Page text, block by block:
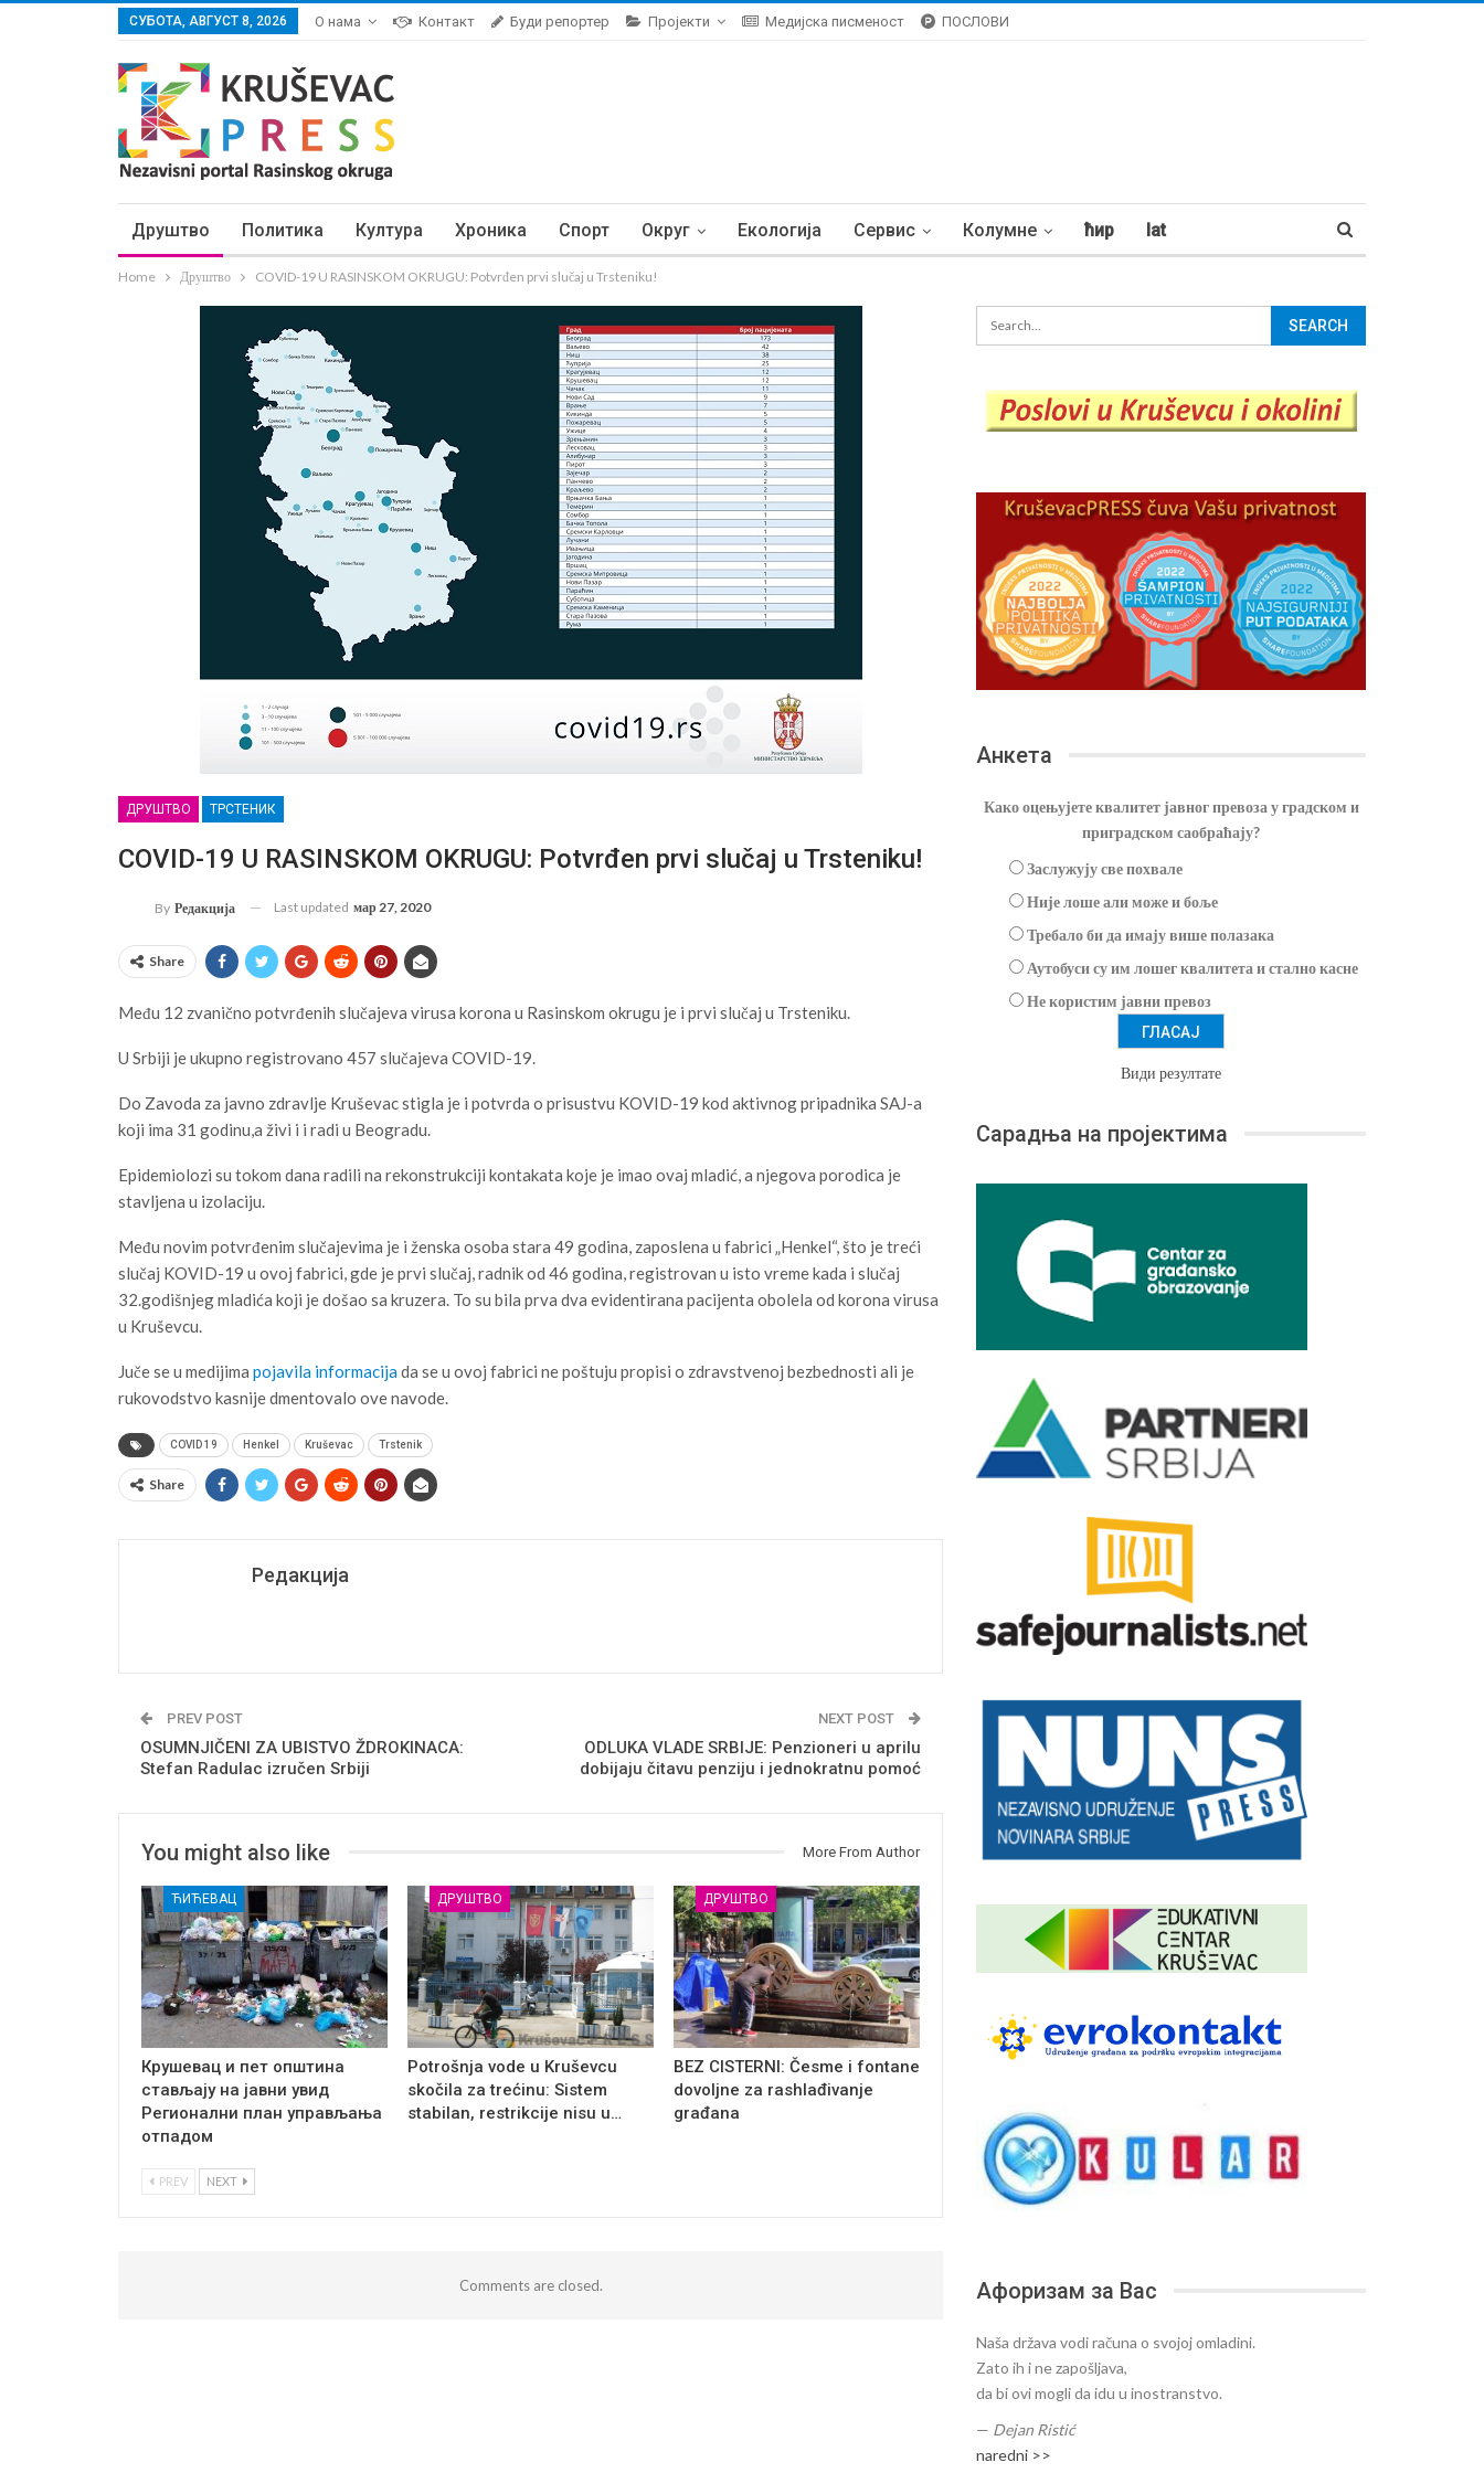
СУБОТА, АВГУСТ 8, 2026 О нама Контакт Буди репортер Пројекти Медијска писменост ПОСЛОВИ
Друштво Политика Култура Хроника Спорт Округ Екологија Сервис Колумне ћир lat
Home Друштво COVID-19 U RASINSKOM OKRUGU: Potvrđen prvi slučaj u Trsteniku!
ДРУШТВО ТРСТЕНИК
COVID-19 U RASINSKOM OKRUGU: Potvrđen prvi slučaj u Trsteniku!
By Редакција Last updated мар 27, 2020
Share
Među 12 zvanično potvrđenih slučajeva virusa korona u Rasinskom okrugu je i prvi slučaj u Trsteniku.
U Srbiji je ukupno registrovano 457 slučajeva COVID-19.
Do Zavoda za javno zdravlje Kruševac stigla je i potvrda o prisustvu KOVID-19 kod aktivnog pripadnika SAJ-a
koji ima 31 godinu,a živi i i radi u Beogradu.
Epidemiolozi su tokom dana radili na rekonstrukciji kontakata koje je imao ovaj mladić, a njegova porodica je
stavljena u izolaciju.
Među novim potvrđenim slučajevima je i ženska osoba stara 49 godina, zaposlena u fabrici „Henkel“, što je treći
slučaj KOVID-19 u ovoj fabrici, gde je prvi slučaj, radnik od 46 godina, registrovan u isto vreme kada i slučaj
32.godišnjeg mladića koji je došao sa kruzera. To su bila prva dva evidentirana pacijenta obolela od korona virusa
u Kruševcu.
Juče se u medijima pojavila informacijada se u ovoj fabrici ne poštuju propisi o zdravstvenoj bezbednosti ali je
rukovodstvo kasnije dmentovalo ove navode.
COVID 19 Henkel Kruševac Trstenik
Share
Редакција
PREV POST
OSUMNJIČENI ZA UBISTVO ŽDROKINACA:
Stefan Radulac izručen Srbiji
NEXT POST
ODLUKA VLADE SRBIJE: Penzioneri u aprilu
dobijaju čitavu penziju i jednokratnu pomoć
You might also like More From Author
ЋИЋЕВАЦ
Крушевац и пет општина
стављају на јавни увид
Регионални план управљања
отпадом
ДРУШТВО
Potrošnja vode u Kruševcu
skočila za trećinu: Sistem
stabilan, restrikcije nisu u…
ДРУШТВО
BEZ CISTERNI: Česme i fontane
dovoljne za rashlađivanje
građana
PREV NEXT
Comments are closed.
Анкета
Како оцењујете квалитет јавног превоза у градском и
приградском саобраћају?
Заслужују све похвале
Није лоше али може и боље
Требало би да имају више полазака
Аутобуси су им лошег квалитета и стално касне
Не користим јавни превоз
Види резултате
Сарадња на пројектима
Афоризам за Вас
Naša država vodi računa o svojoj omladini.
Zato ih i ne zapošljava,
da bi ovi mogli da idu u inostranstvo.
— Dejan Ristić
naredni >>